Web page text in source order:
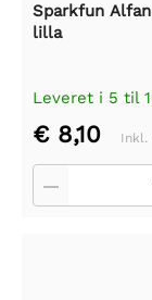
Sparkfun
lilla
Leveret i 5 til
€ 8,10 Inkl.